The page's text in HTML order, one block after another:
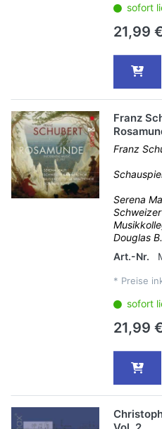
sofort
21,99
Franz
Franz
Serena
Douglas
Art.-Nr.
* Preise
sofort
21,99